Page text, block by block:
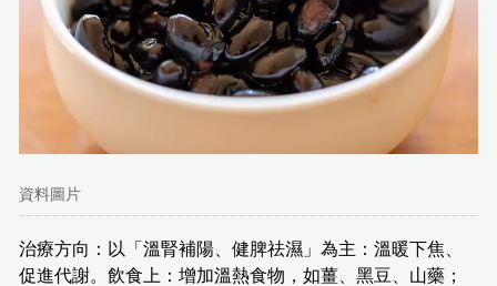
資料圖片
治療方向：以「溫腎補陽、健脾祛濕」為主：溫暖下焦、
促進代謝。飲食上：增加溫熱食物，如薑、黑豆、山藥；